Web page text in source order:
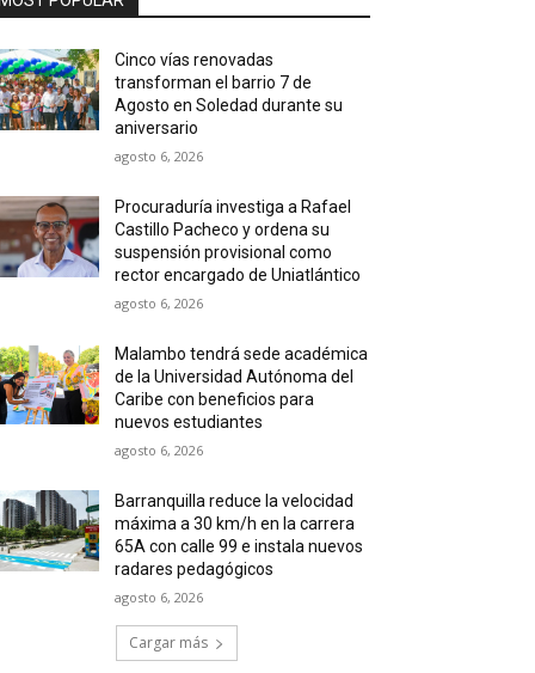
Cinco vías renovadas
transforman el barrio 7 de
Agosto en Soledad durante su
aniversario
agosto 6, 2026
Procuraduría investiga a Rafael
Castillo Pacheco y ordena su
suspensión provisional como
rector encargado de Uniatlántico
agosto 6, 2026
Malambo tendrá sede académica
de la Universidad Autónoma del
Caribe con beneficios para
nuevos estudiantes
agosto 6, 2026
Barranquilla reduce la velocidad
máxima a 30 km/h en la carrera
65A con calle 99 e instala nuevos
radares pedagógicos
agosto 6, 2026
Cargar más